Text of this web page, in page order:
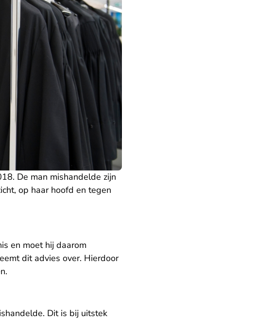
De man mishandelde zijn
op haar hoofd en tegen
en moet hij daarom
dit advies over. Hierdoor
Dit is bij uitstek